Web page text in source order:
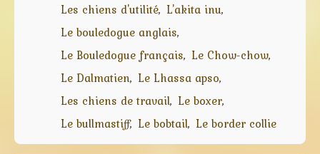
Les chiens d'utilité L'akita inu
Le bouledogue anglais
Le Bouledogue français Le Chow-chow
Le Dalmatien Le Lhassa apso
Les chiens de travail Le boxer
Le bullmastiff Le bobtail Le border collie